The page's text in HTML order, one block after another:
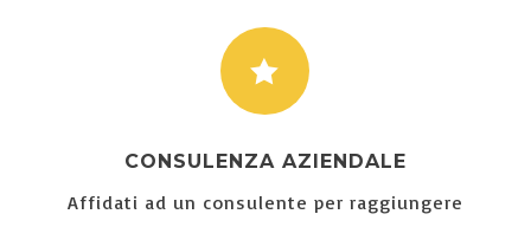

CONSULENZA AZIENDALE
Affidati ad un consulente per raggiungere